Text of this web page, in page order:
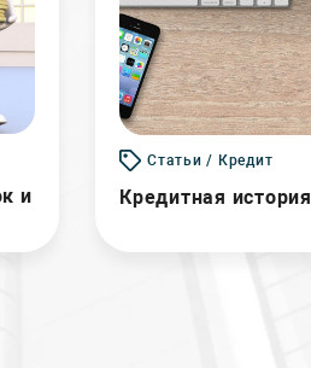
и
Статьи / Кредит
Кредитная история